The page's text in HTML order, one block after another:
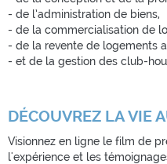
- de l’administration de biens,
- de la commercialisation de
- de la revente de logements
- et de la gestion des club-
DÉCOUVREZ LA VIE
Visionnez en ligne le film de
l'expérience et les